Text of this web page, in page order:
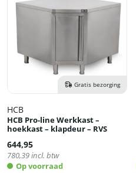
Gratis bezorging
HCB
HCB Pro-line Werkkast –
hoekkast – klapdeur – RVS
644,95
780,39incl. btw
Op voorraad